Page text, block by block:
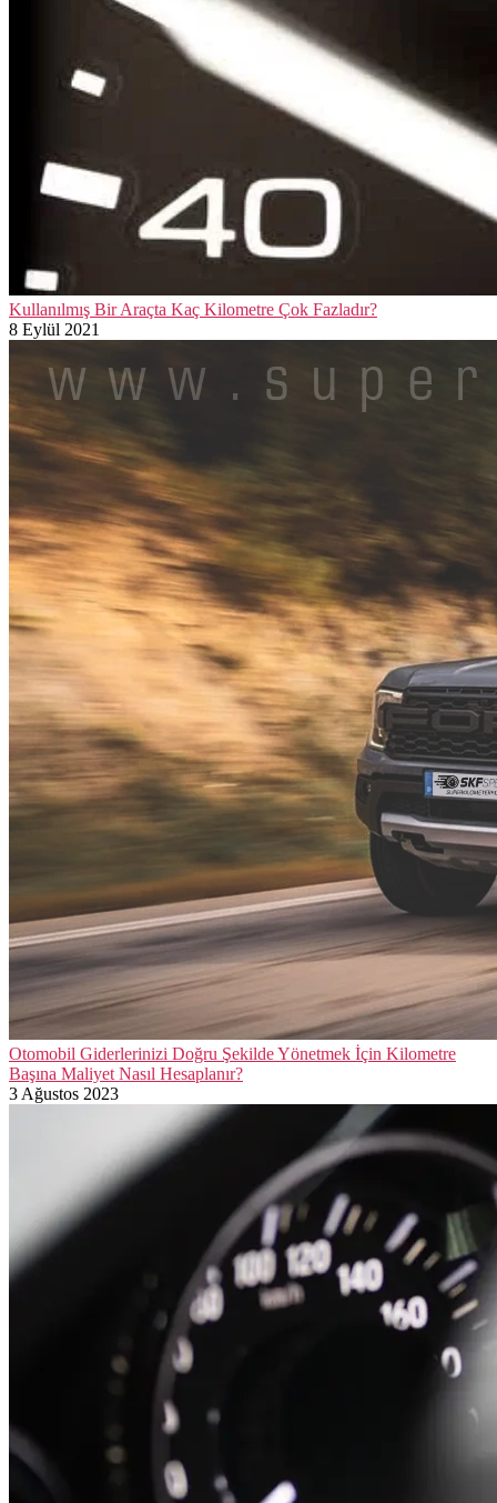
Kullanılmış Bir Araçta Kaç Kilometre Çok Fazladır?
8 Eylül 2021
Otomobil Giderlerinizi Doğru Şekilde Yönetmek İçin Kilometre
Başına Maliyet Nasıl Hesaplanır?
3 Ağustos 2023